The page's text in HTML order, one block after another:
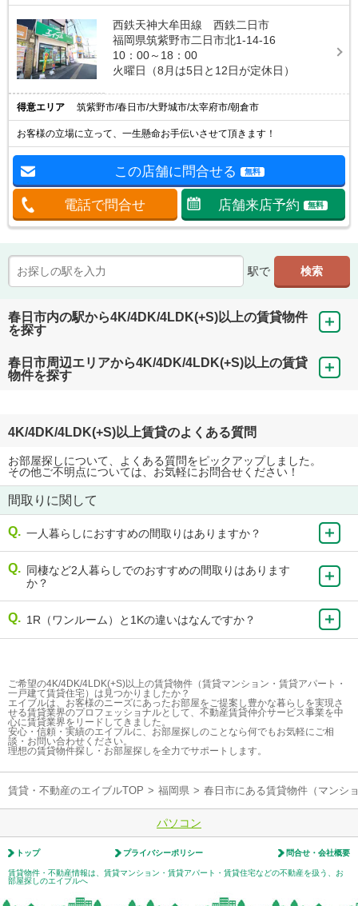
西鉄天神大牟田線 西鉄二日市
福岡県筑紫野市二日市北1-14-16
10：00～18：00
火曜日（8月は5日と12日が定休日）
得意エリア 筑紫野市/春日市/大野城市/太宰府市/朝倉市
お客様の立場に立って、一生懸命お手伝いさせて頂きます！
この店舗に問合せる 無料
電話で問合せ 店舗来店予約 無料
駅で
春日市内の駅から4K/4DK/4LDK(+S)以上の賃貸物件
を探す
春日市周辺エリアから4K/4DK/4LDK(+S)以上の賃貸
物件を探す
4K/4DK/4LDK(+S)以上賃貸のよくある質問
お部屋探しについて、よくある質問をピックアップしました。
その他ご不明点については、お気軽にお問合せください！
間取りに関して
一人暮らしにおすすめの間取りはありますか？
同棲など2人暮らしでのおすすめの間取りはあります
か？
1R（ワンルーム）と1Kの違いはなんですか？
ご希望の4K/4DK/4LDK(+S)以上の賃貸物件（賃貸マンション・賃貸アパート・
一戸建て賃貸住宅）は見つかりましたか？
エイブルは、お客様のニーズにあったお部屋をご提案し豊かな暮らしを実現さ
せる賃貸業界のプロフェッショナルとして、不動産賃貸仲介サービス事業を中
心に賃貸業界をリードしてきました。
安心・信頼・実績のエイブルに、お部屋探しのことなら何でもお気軽にご相
談・お問い合わせください。
理想の賃貸物件探し・お部屋探しを全力でサポートします。
賃貸・不動産のエイブルTOP > 福岡県 > 春日市にある賃貸物件（マンシ
パソコン
トップ プライバシーポリシー 問合せ・会社概要
賃貸物件・不動産情報は、賃貸マンション・賃貸アパート・賃貸住宅などの不動産を扱う、お
部屋探しのエイブルへ